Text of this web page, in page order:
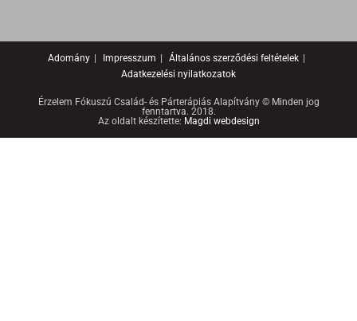
Adomány Impresszum
Általános szerződési feltételek
Adatkezelési nyilatkozatok
Érzelem Fókuszú Család- és Párterápiás Alapítvány © Minden jog
fenntartva. 2018.
Az oldalt készítette: Magdi webdesign